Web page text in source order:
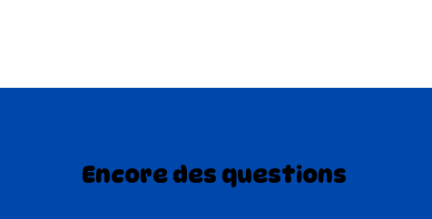
Encore des questions